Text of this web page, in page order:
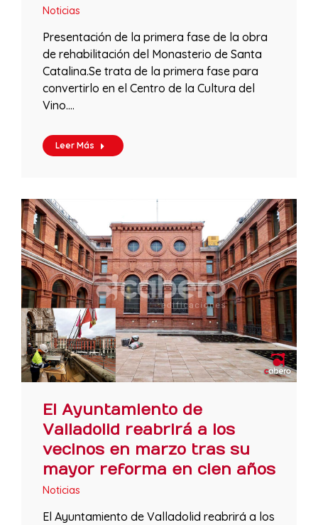
Noticias
Presentación de la primera fase de la obra
de rehabilitación del Monasterio de Santa
Catalina.Se trata de la primera fase para
convertirlo en el Centro de la Cultura del
Vino.…
Leer Más
El Ayuntamiento de
Valladolid reabrirá a los
vecinos en marzo tras su
mayor reforma en cien años
Noticias
El Ayuntamiento de Valladolid reabrirá a los